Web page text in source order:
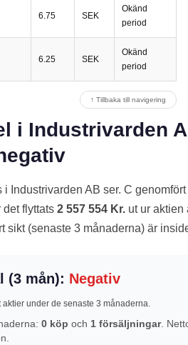
6.75 SEK
Okänd
period
6.25 SEK
Okänd
period
↑ Tillbaka till navigering
i Industrivarden
i Industrivarden AB ser. C genomfört
det flyttats 2 557 554 Kr. ut ur
sikt (senaste 3 månaderna) är
(3 mån): Negativ
aktier under de senaste 3 månaderna.
0 köp och 1 försäljningar.